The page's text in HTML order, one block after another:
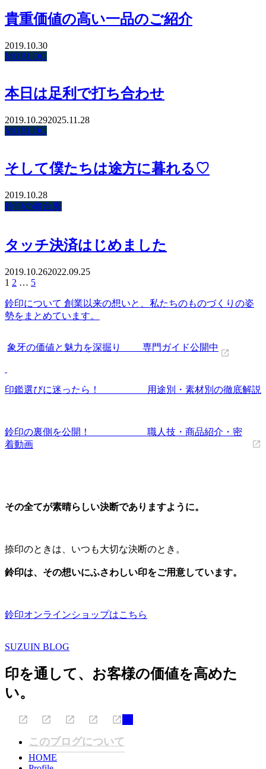
貴重価値の高い一品のご紹介
2019.10.30
MOBLOG
本日は足利で打ち合わせ
2019.10.292025.11.28
MOBLOG
そして僕たちは途方に暮れる♡
2019.10.28
鈴印の舞台裏
タッチ決済はじめました
2019.10.262022.09.25
投
の
ペ
ジ
1 2 … 5
鈴印について 創業以来の想いと、私たちのものづくりの姿
勢をまとめています。
象牙の価値と魅力を深掘り 専門ガイド公開中
印鑑選びに迷ったら！ 用途別・素材別の徹底解説
鈴印の裏側を公開！ 職人技・商品紹介・密
着動画
その全てが素晴らしい決断でありますように。
捺印のときは、いつも大切な決断のとき。
鈴印は、その想いにふさわしい印をご用意しています。
鈴印オンラインショップはこちら
SUZUIN BLOG
印を通して、お客様の価値を高めた
い。
このブログについて
HOME